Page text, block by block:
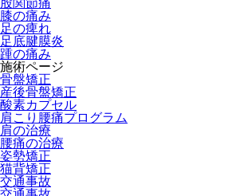
股関節痛
膝の痛み
足の痺れ
足底腱膜炎
踵の痛み
施術ページ
骨盤矯正
産後骨盤矯正
酸素カプセル
肩こり腰痛プログラム
肩の治療
腰痛の治療
姿勢矯正
猫背矯正
交通事故